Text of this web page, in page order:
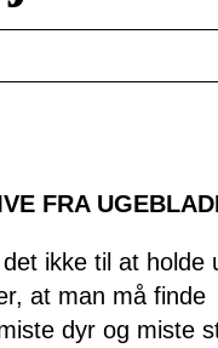
FRA
ikke til at holde
at man må finde
dyr og miste